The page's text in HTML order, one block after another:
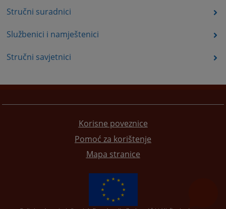
Stručni suradnici
Službenici i namještenici
Stručni savjetnici
Korisne poveznice
Pomoć za korištenje
Mapa stranice